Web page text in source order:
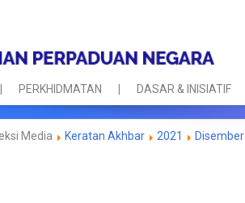
PERKHIDMATAN DASAR & INISIATIF
Media Keratan Akhbar 2021 Disember